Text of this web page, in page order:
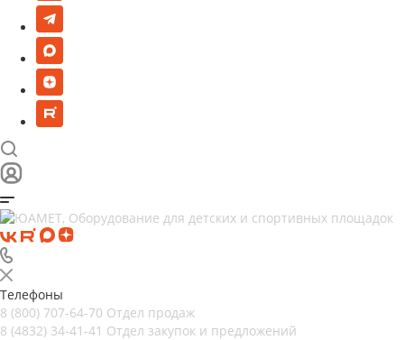
Телефоны
8 (800) 707-64-70 Отдел продаж
8 (4832) 34-41-41 Отдел закупок и предложений